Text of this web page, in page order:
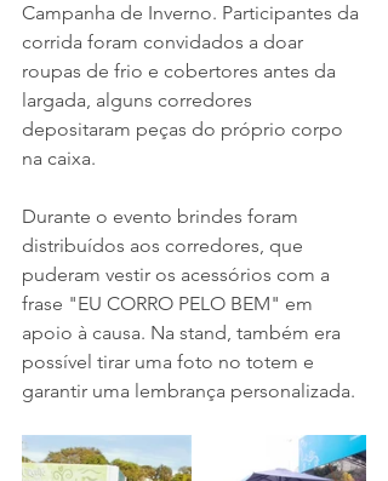
Campanha de Inverno. Participantes da
corrida foram convidados a doar
roupas de frio e cobertores antes da
largada, alguns corredores
depositaram peças do próprio corpo
na caixa.
Durante o evento brindes foram
distribuídos aos corredores, que
puderam vestir os acessórios com a
frase "EU CORRO PELO BEM" em
apoio à causa. Na stand, também era
possível tirar uma foto no totem e
garantir uma lembrança personalizada.